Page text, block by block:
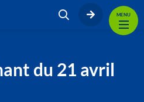
MENU
du 21 avril